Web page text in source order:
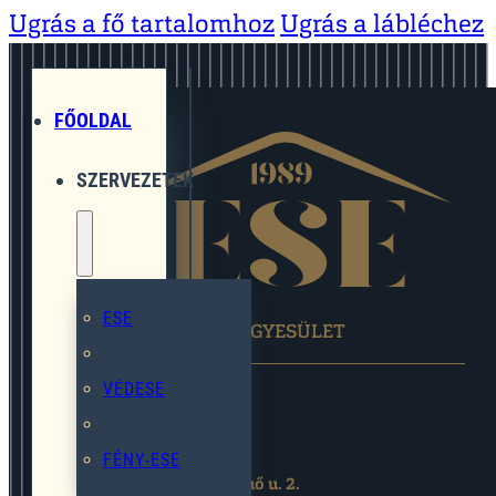
Ugrás a fő tartalomhoz Ugrás a lábléchez
FŐOLDAL
SZERVEZETEK
ESE
VÉDESE
FÉNY-ESE
EGYMÁST SEGÍTŐ EGYESÜLET
2119 Pécel,Pihenő u. 2.